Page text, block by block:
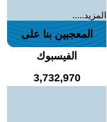
المزيد.....
المعجبين بنا على
الفيسبوك
3,732,970